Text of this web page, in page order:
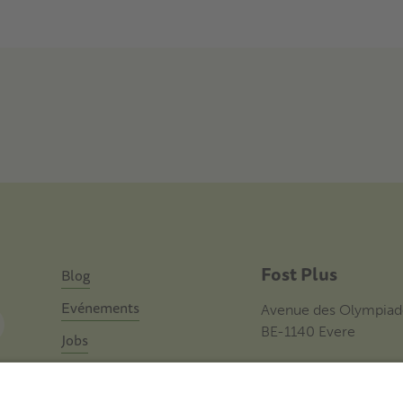
Blog
Evénements
Jobs
Fost Plus
Avenue des
BE-1140 Evere